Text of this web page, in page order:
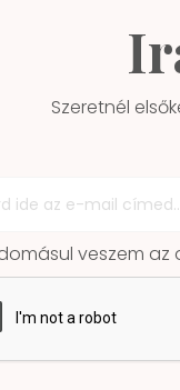
Szeretnél
veszem